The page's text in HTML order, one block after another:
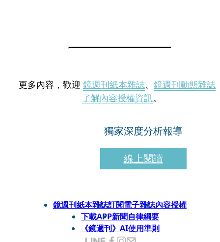
更多內容，歡迎 鏡週刊紙本雜誌、 鏡週刊動態雜誌
了解內容授權資訊。
獨家深度分析報導
線上閱讀
鏡週刊紙本雜誌訂閱電子雜誌內容授權
下載APP新聞自律綱要
《鏡週刊》AI使用準則